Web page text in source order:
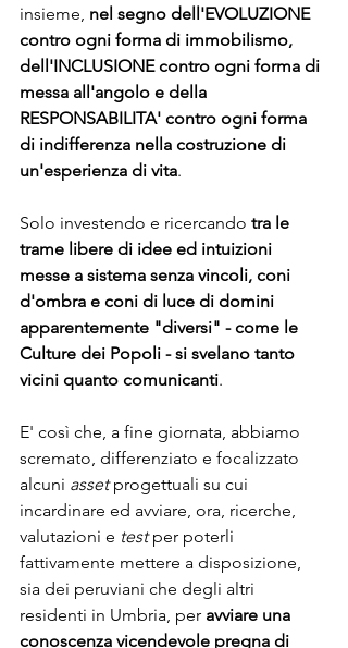
insieme, nel segno dell'EVOLUZIONE
contro ogni forma di immobilismo,
dell'INCLUSIONE contro ogni forma di
messa all'angolo e della
RESPONSABILITA' contro ogni forma
di indifferenza nella costruzione di
un'esperienza di vita.
Solo investendo e ricercando tra le
trame libere di idee ed intuizioni
messe a sistema senza vincoli, coni
d'ombra e coni di luce di domini
apparentemente "diversi" - come le
Culture dei Popoli - si svelano tanto
vicini quanto comunicanti.
E' così che, a fine giornata, abbiamo
scremato, differenziato e focalizzato
alcuni asset progettuali su cui
incardinare ed avviare, ora, ricerche,
valutazioni e test per poterli
fattivamente mettere a disposizione,
sia dei peruviani che degli altri
residenti in Umbria, per avviare una
conoscenza vicendevole pregna di